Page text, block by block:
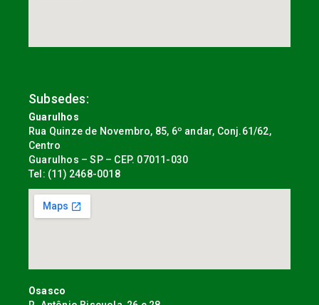
Subsedes:
Guarulhos
Rua Quinze de Novembro, 85, 6º andar, Conj.61/62,
Centro
Guarulhos – SP – CEP. 07011-030
Tel: (11) 2468-0018
Osasco